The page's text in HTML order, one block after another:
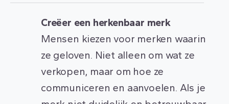
Creëer een herkenbaar merk
Mensen kiezen voor merken waarin
ze geloven. Niet alleen om wat ze
verkopen, maar om hoe ze
communiceren en aanvoelen. Als je